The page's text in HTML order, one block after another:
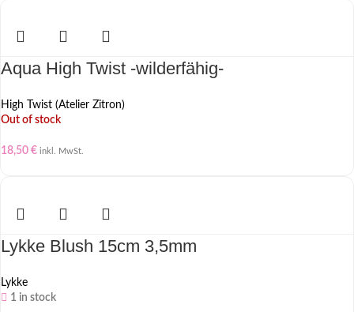
Aqua High Twist -wilderfähig-
High Twist (Atelier Zitron)
Out of stock
18,50 € inkl. MwSt.
Lykke Blush 15cm 3,5mm
Lykke
1 in stock